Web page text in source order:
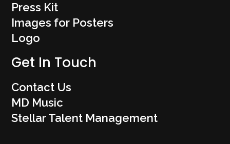
Press Kit
Images for Posters
Logo
Get In Touch
Contact Us
MD Music
Stellar Talent Management